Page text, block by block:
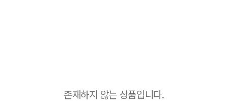
존재하지 않는 상품입니다.